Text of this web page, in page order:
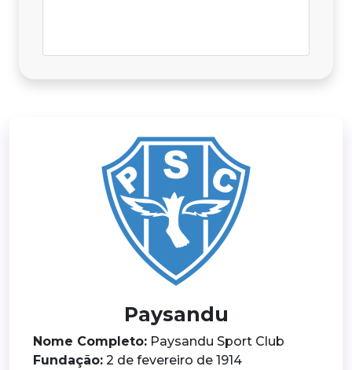
Paysandu
Nome Completo: Paysandu Sport Club
Fundação: 2 de fevereiro de 1914